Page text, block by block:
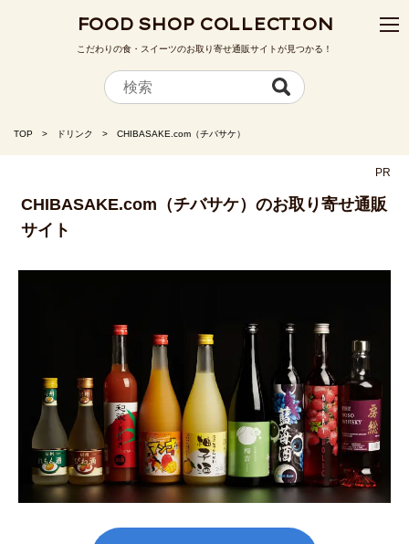
FOOD SHOP COLLECTION
こだわりの食・スイーツのお取り寄せ通販サイトが見つかる！
TOP ドリンク CHIBASAKE.com（チバサケ）
PR
CHIBASAKE.com（チバサケ）のお取り寄せ通販
サイト